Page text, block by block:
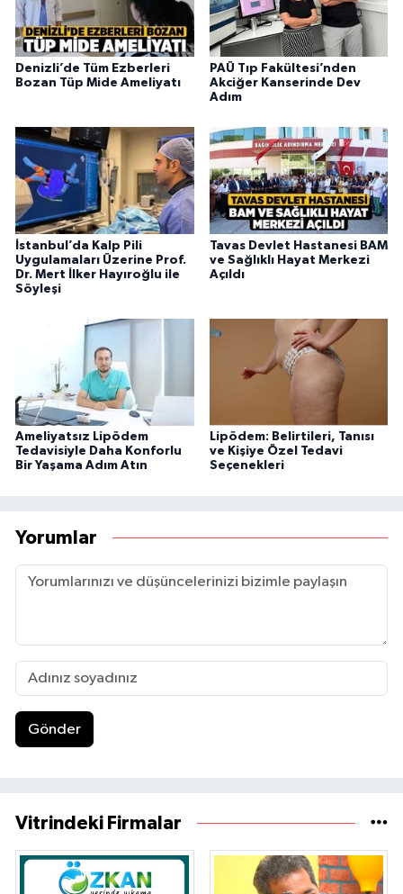
Denizli’de Tüm Ezberleri
Bozan Tüp Mide Ameliyatı
PAÜ Tıp Fakültesi’nden
Akciğer Kanserinde Dev
Adım
İstanbul’da Kalp Pili
Uygulamaları Üzerine Prof.
Dr. Mert İlker Hayıroğlu ile
Söyleşi
Tavas Devlet Hastanesi BAM
ve Sağlıklı Hayat Merkezi
Açıldı
Ameliyatsız Lipödem
Tedavisiyle Daha Konforlu
Bir Yaşama Adım Atın
Lipödem: Belirtileri, Tanısı
ve Kişiye Özel Tedavi
Seçenekleri
Yorumlar
Gönder
Vitrindeki Firmalar